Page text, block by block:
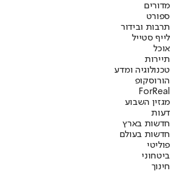
מדורים
ספורט
תרבות ובידור
לייף סטייל
אוכל
תיירות
טכנולוגיה ומדע
הורוסקופ
ForReal
מגזין השבוע
דעות
חדשות בארץ
חדשות בעולם
פוליטי
ביטחוני
חינוך